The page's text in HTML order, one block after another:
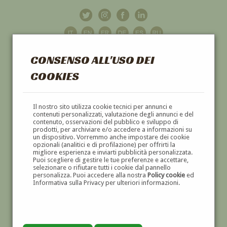
CONSENSO ALL'USO DEI
COOKIES
Il nostro sito utilizza cookie tecnici per annunci e
contenuti personalizzati, valutazione degli annunci e del
contenuto, osservazioni del pubblico e sviluppo di
prodotti, per archiviare e/o accedere a informazioni su
un dispositivo. Vorremmo anche impostare dei cookie
opzionali (analitici e di profilazione) per offrirti la
migliore esperienza e inviarti pubblicità personalizzata.
Puoi scegliere di gestire le tue preferenze e accettare,
selezionare o rifiutare tutti i cookie dal pannello
personalizza. Puoi accedere alla nostra Policy cookieed
Informativa sulla Privacy per ulteriori informazioni.
GALLERIAD'ARTE
DIPINTI E SCULTURE '800 E '900